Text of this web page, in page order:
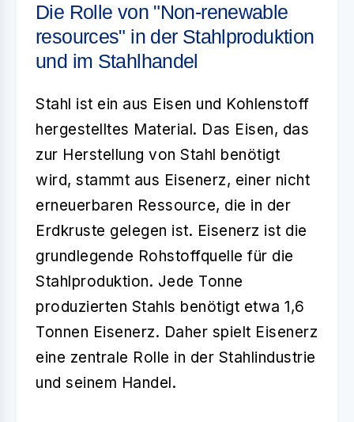
Die Rolle von "Non-renewable
resources" in der Stahlproduktion
und im Stahlhandel
Stahl ist ein aus Eisen und Kohlenstoff
hergestelltes Material. Das Eisen, das
zur Herstellung von Stahl benötigt
wird, stammt aus Eisenerz, einer nicht
erneuerbaren Ressource, die in der
Erdkruste gelegen ist. Eisenerz ist die
grundlegende Rohstoffquelle für die
Stahlproduktion. Jede Tonne
produzierten Stahls benötigt etwa 1,6
Tonnen Eisenerz. Daher spielt Eisenerz
eine zentrale Rolle in der Stahlindustrie
und seinem Handel.